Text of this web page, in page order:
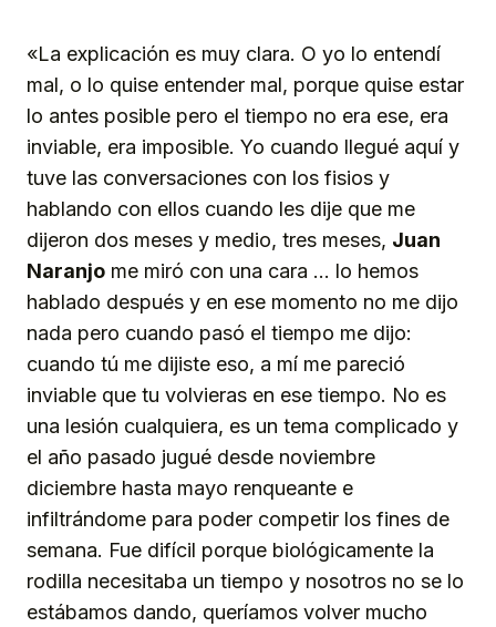
«La explicación es muy clara. O yo lo entendí
mal, o lo quise entender mal, porque quise estar
lo antes posible pero el tiempo no era ese, era
inviable, era imposible. Yo cuando llegué aquí y
tuve las conversaciones con los fisios y
hablando con ellos cuando les dije que me
dijeron dos meses y medio, tres meses, Juan
Naranjo me miró con una cara … lo hemos
hablado después y en ese momento no me dijo
nada pero cuando pasó el tiempo me dijo:
cuando tú me dijiste eso, a mí me pareció
inviable que tu volvieras en ese tiempo. No es
una lesión cualquiera, es un tema complicado y
el año pasado jugué desde noviembre
diciembre hasta mayo renqueante e
infiltrándome para poder competir los fines de
semana. Fue difícil porque biológicamente la
rodilla necesitaba un tiempo y nosotros no se lo
estábamos dando, queríamos volver mucho